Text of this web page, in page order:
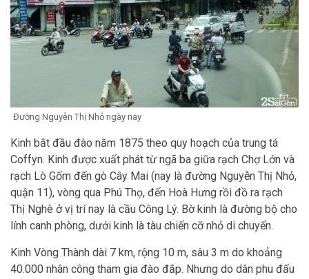
Đường Nguyễn Thị Nhỏ ngày nay
Kinh bắt đầu đào năm 1875 theo quy hoạch của trung tá
Coffyn. Kinh được xuất phát từ ngã ba giữa rạch Chợ Lớn và
rạch Lò Gốm đến gò Cây Mai (nay là đường Nguyễn Thị Nhỏ,
quận 11), vòng qua Phú Thọ, đến Hoà Hưng rồi đồ ra rạch
Thị Nghè ở vị trí nay là cầu Công Lý. Bờ kinh là đường bộ cho
lính canh phòng, dưới kinh là tàu chiến cỡ nhỏ di chuyển.
Kinh Vòng Thành dài 7 km, rộng 10 m, sâu 3 m do khoảng
40.000 nhân công tham gia đào đắp. Nhưng do dân phu đấu